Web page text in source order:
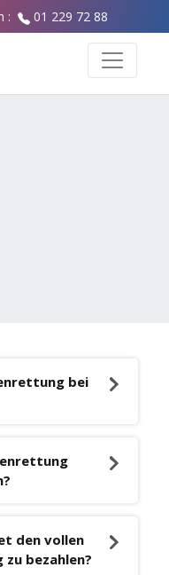
: 01 229 72 88
bei
den vollen
bezahlen?